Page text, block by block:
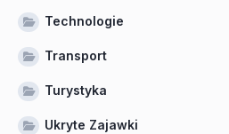
Technologie
Transport
Turystyka
Ukryte Zajawki